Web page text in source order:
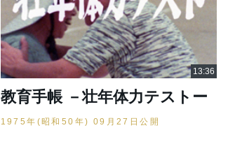
教育手帳 －壮年体力テストー
1975年(昭和50年) 09月27日公開